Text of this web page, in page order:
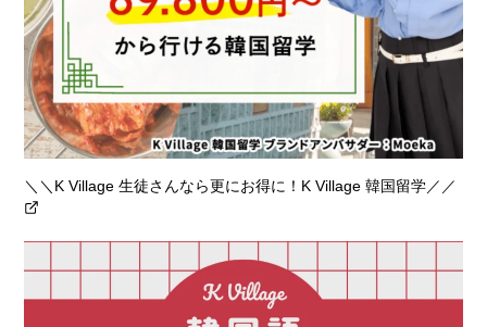
＼＼K Village 生徒さんなら更にお得に！K Village 韓国留学／／